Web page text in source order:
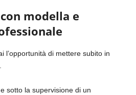
modella e
l’opportunità di mettere subito in
sotto la supervisione di un